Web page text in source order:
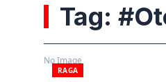
Tag:
No Image
RAGA